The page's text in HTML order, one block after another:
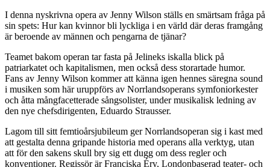
I denna nyskrivna opera av Jenny Wilson ställs en smärtsam fråga på
sin spets: Hur kan kvinnor bli lyckliga i en värld där deras framgång
är beroende av männen och pengarna de tjänar?
Teamet bakom operan tar fasta på Jelineks iskalla blick på
patriarkatet och kapitalismen, men också dess storartade humor.
Fans av Jenny Wilson kommer att känna igen hennes säregna sound
i musiken som här uruppförs av Norrlandsoperans symfoniorkester
och åtta mångfacetterade sångsolister, under musikalisk ledning av
den nye chefsdirigenten, Eduardo Strausser.
Lagom till sitt femtioårsjubileum ger Norrlandsoperan sig i kast med
att gestalta denna gripande historia med operans alla verktyg, utan
att för den sakens skull bry sig ett dugg om dess regler och
konventioner. Regissör är Franciska Éry, Londonbaserad teater- och